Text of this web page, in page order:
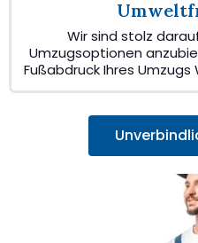
Wir sind stolz
Umzugsoptionen
Fußabdruck Ihres Umzugs